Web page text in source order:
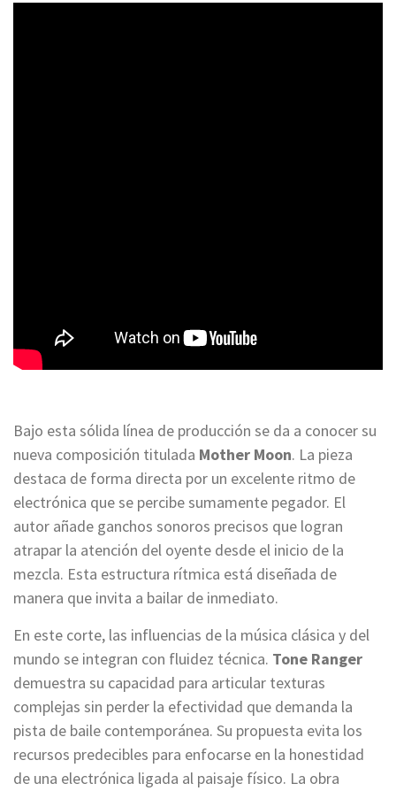
Bajo esta sólida línea de producción se da a conocer su
nueva composición titulada Mother Moon. La pieza
destaca de forma directa por un excelente ritmo de
electrónica que se percibe sumamente pegador. El
autor añade ganchos sonoros precisos que logran
atrapar la atención del oyente desde el inicio de la
mezcla. Esta estructura rítmica está diseñada de
manera que invita a bailar de inmediato.
En este corte, las influencias de la música clásica y del
mundo se integran con fluidez técnica. Tone Ranger
demuestra su capacidad para articular texturas
complejas sin perder la efectividad que demanda la
pista de baile contemporánea. Su propuesta evita los
recursos predecibles para enfocarse en la honestidad
de una electrónica ligada al paisaje físico. La obra